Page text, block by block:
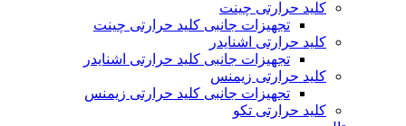
کلید حرارتی چینت
تجهیزات جانبی کلید حرارتی چینت
کلید حرارتی اشنایدر
تجهیزات جانبی کلید حرارتی اشنایدر
کلید حرارتی زیمنس
تجهیزات جانبی کلید حرارتی زیمنس
کلید حرارتی تکو